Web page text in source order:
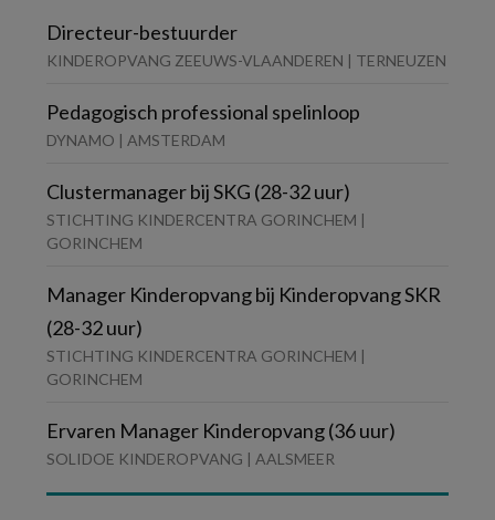
Directeur-bestuurder
KINDEROPVANG ZEEUWS-VLAANDEREN | TERNEUZEN
Pedagogisch professional spelinloop
DYNAMO | AMSTERDAM
Clustermanager bij SKG (28-32 uur)
STICHTING KINDERCENTRA GORINCHEM |
GORINCHEM
Manager Kinderopvang bij Kinderopvang SKR
(28-32 uur)
STICHTING KINDERCENTRA GORINCHEM |
GORINCHEM
Ervaren Manager Kinderopvang (36 uur)
SOLIDOE KINDEROPVANG | AALSMEER